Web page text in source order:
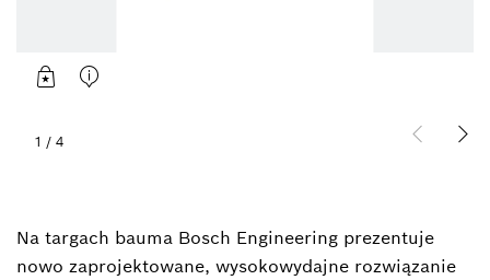
1 / 4
Na targach bauma Bosch Engineering prezentuje
nowo zaprojektowane, wysokowydajne rozwiązanie